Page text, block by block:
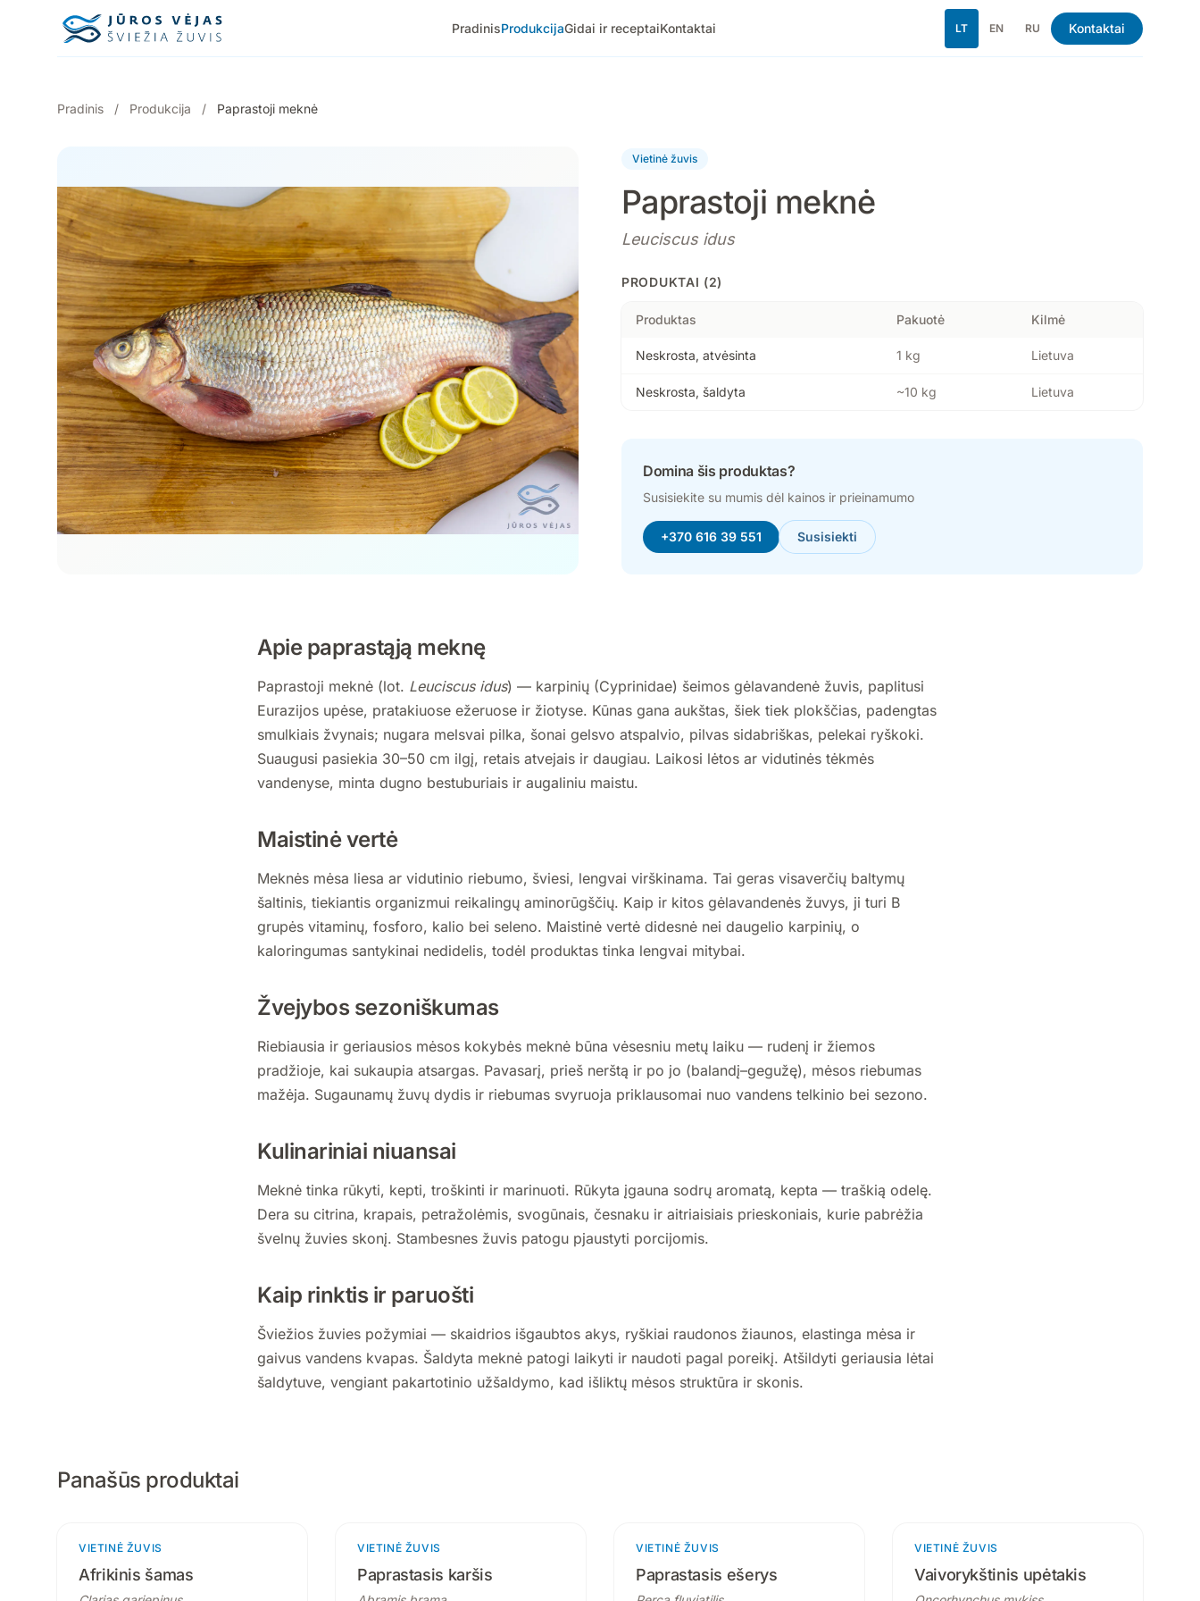
Pereiti prie turinio
PradinisProdukcijaGidai ir receptaiKontaktai LT EN RU Kontaktai
Pradinis / Produkcija / Paprastoji meknė
Vietinė žuvis
Paprastoji meknė
Leuciscus idus
PRODUKTAI (2)
Produktas Pakuotė Kilmė
Neskrosta, atvėsinta 1 kg Lietuva
Neskrosta, šaldyta ~10 kg Lietuva
Domina šis produktas?
Susisiekite su mumis dėl kainos ir prieinamumo
+370 616 39 551 Susisiekti
Apie paprastąją meknę
Paprastoji meknė (lot. Leuciscus idus) — karpinių (Cyprinidae) šeimos gėlavandenė žuvis, paplitusi
Eurazijos upėse, pratakiuose ežeruose ir žiotyse. Kūnas gana aukštas, šiek tiek plokščias, padengtas
smulkiais žvynais; nugara melsvai pilka, šonai gelsvo atspalvio, pilvas sidabriškas, pelekai ryškoki.
Suaugusi pasiekia 30–50 cm ilgį, retais atvejais ir daugiau. Laikosi lėtos ar vidutinės tėkmės
vandenyse, minta dugno bestuburiais ir augaliniu maistu.
Maistinė vertė
Meknės mėsa liesa ar vidutinio riebumo, šviesi, lengvai virškinama. Tai geras visaverčių baltymų
šaltinis, tiekiantis organizmui reikalingų aminorūgščių. Kaip ir kitos gėlavandenės žuvys, ji turi B
grupės vitaminų, fosforo, kalio bei seleno. Maistinė vertė didesnė nei daugelio karpinių, o
kaloringumas santykinai nedidelis, todėl produktas tinka lengvai mitybai.
Žvejybos sezoniškumas
Riebiausia ir geriausios mėsos kokybės meknė būna vėsesniu metų laiku — rudenį ir žiemos
pradžioje, kai sukaupia atsargas. Pavasarį, prieš nerštą ir po jo (balandį–gegužę), mėsos riebumas
mažėja. Sugaunamų žuvų dydis ir riebumas svyruoja priklausomai nuo vandens telkinio bei sezono.
Kulinariniai niuansai
Meknė tinka rūkyti, kepti, troškinti ir marinuoti. Rūkyta įgauna sodrų aromatą, kepta — traškią odelę.
Dera su citrina, krapais, petražolėmis, svogūnais, česnaku ir aitriaisiais prieskoniais, kurie pabrėžia
švelnų žuvies skonį. Stambesnes žuvis patogu pjaustyti porcijomis.
Kaip rinktis ir paruošti
Šviežios žuvies požymiai — skaidrios išgaubtos akys, ryškiai raudonos žiaunos, elastinga mėsa ir
gaivus vandens kvapas. Šaldyta meknė patogi laikyti ir naudoti pagal poreikį. Atšildyti geriausia lėtai
šaldytuve, vengiant pakartotinio užšaldymo, kad išliktų mėsos struktūra ir skonis.
Panašūs produktai
VIETINĖ ŽUVIS
Afrikinis šamas
VIETINĖ ŽUVIS
Paprastasis karšis
VIETINĖ ŽUVIS
Paprastasis ešerys
VIETINĖ ŽUVIS
Vaivorykštinis upėtakis